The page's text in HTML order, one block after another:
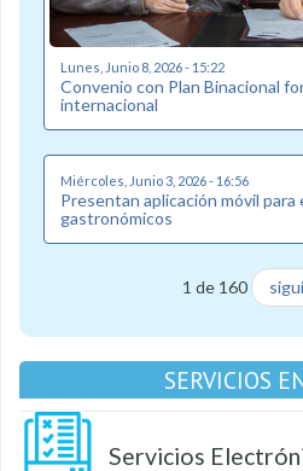
Lunes, Junio 8, 2026 - 15:22
Convenio con Plan Binacional
internacional
Miércoles, Junio 3, 2026 - 16:56
Presentan aplicación móvil
gastronómicos
1 de 160
SERVICIOS
Servicios